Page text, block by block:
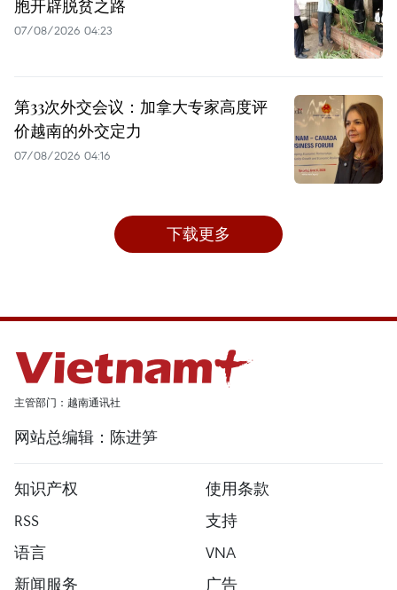
胞开辟脱贫之路
07/08/2026 04:23
第33次外交会议：加拿大专家高度评
价越南的外交定力
07/08/2026 04:16
下载更多
主管部门：越南通讯社
网站总编辑：陈进笋
知识产权
使用条款
RSS
支持
语言
VNA
新闻服务
广告